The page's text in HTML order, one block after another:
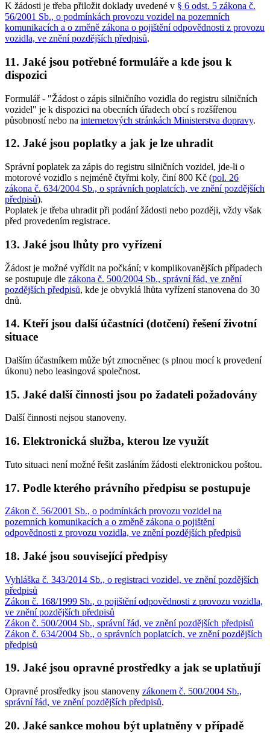
K žádosti je třeba přiložit doklady uvedené v § 6 odst. 5 zákona č.
56/2001 Sb., o podmínkách provozu vozidel na pozemních
komunikacích a o změně zákona o pojištění odpovědnosti z provozu
vozidla, ve znění pozdějších předpisů.
11. Jaké jsou potřebné formuláře a kde jsou k
dispozici
Formulář - "Žádost o zápis silničního vozidla do registru silničních
vozidel" je k dispozici na obecních úřadech obcí s rozšířenou
působností nebo na internetových stránkách Ministerstva dopravy.
12. Jaké jsou poplatky a jak je lze uhradit
Správní poplatek za zápis do registru silničních vozidel, jde-li o
motorové vozidlo s nejméně čtyřmi koly, činí800 Kč (pol. 26
zákona č. 634/2004 Sb., o správních poplatcích, ve znění pozdějších
předpisů).
Poplatek je třeba uhradit při podání žádosti nebo později, vždy však
před provedením registrace.
13. Jaké jsou lhůty pro vyřízení
Žádost je možné vyřídit na počkání; v komplikovanějších případech
se postupuje dle zákona č. 500/2004 Sb., správní řád, ve znění
pozdějších předpisů, kde je obvyklá lhůta vyřízení stanovena do 30
dnů.
14. Kteří jsou další účastníci (dotčení) řešení životní
situace
Dalším účastníkem může být zmocněnec (s plnou mocí k provedení
úkonu) nebo leasingová společnost.
15. Jaké další činnosti jsou po žadateli požadovány
Další činnosti nejsou stanoveny.
16. Elektronická služba, kterou lze využít
Tuto situaci není možné řešit zasláním žádosti elektronickou poštou.
17. Podle kterého právního předpisu se postupuje
Zákon č. 56/2001 Sb., o podmínkách provozu vozidel na
pozemních komunikacích a o změně zákona o pojištění
odpovědnosti z provozu vozidla, ve znění pozdějších předpisů
18. Jaké jsou související předpisy
Vyhláška č. 343/2014 Sb., o registraci vozidel, ve znění pozdějších
předpisů
Zákon č. 168/1999 Sb., o pojištění odpovědnosti z provozu vozidla,
ve znění pozdějších předpisů
Zákon č. 500/2004 Sb., správní řád, ve znění pozdějších předpisů
Zákon č. 634/2004 Sb., o správních poplatcích, ve znění pozdějších
předpisů
19. Jaké jsou opravné prostředky a jak se uplatňují
Opravné prostředky jsou stanoveny zákonem č. 500/2004 Sb.,
správní řád, ve znění pozdějších předpisů.
20. Jaké sankce mohou být uplatněny v případě